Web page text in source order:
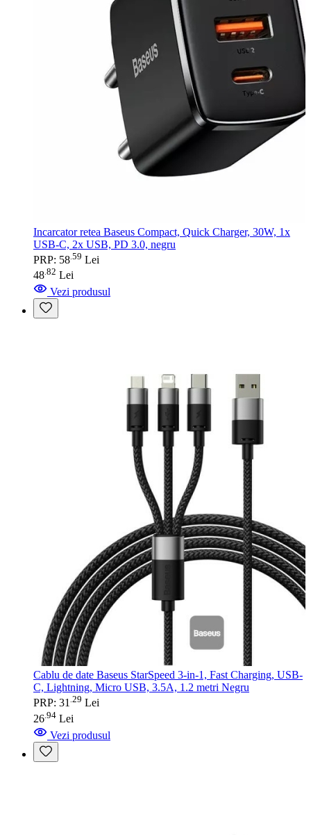
Incarcator retea Baseus Compact, Quick Charger, 30W, 1x
USB-C, 2x USB, PD 3.0, negru
PRP: 58 59 Lei
48 82 Lei
Vezi produsul
Cablu de date Baseus StarSpeed 3-in-1, Fast Charging, USB-
C, Lightning, Micro USB, 3.5A, 1.2 metri Negru
PRP: 31 29 Lei
26 94 Lei
Vezi produsul